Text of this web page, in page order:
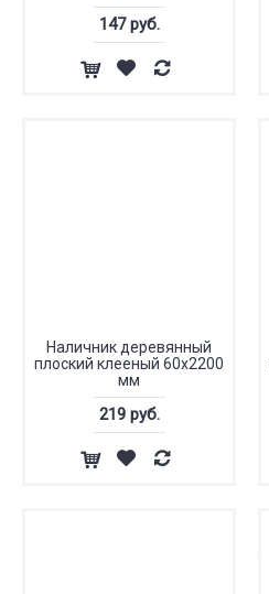
147 руб.
Наличник деревянный
плоский клееный 60x2200
мм
219 руб.